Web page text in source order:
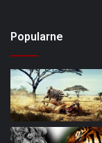
Popularne